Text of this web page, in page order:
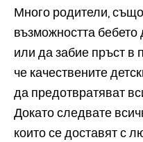
Много родители,
възможността
или да забие пръст в
че качествените
да предотвратяват
Докато следвате
които се доставят с